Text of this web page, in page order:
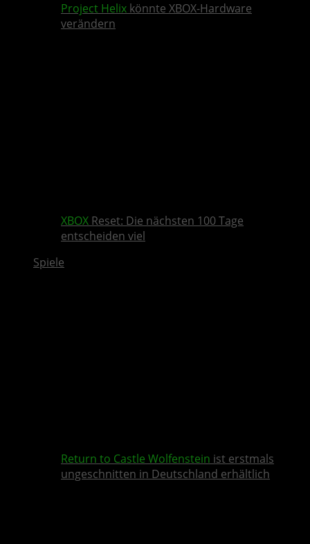
Project Helix könnte XBOX-Hardware
verändern
XBOX Reset: Die nächsten 100 Tage
entscheiden viel
Spiele
Return to Castle Wolfenstein ist erstmals
ungeschnitten in Deutschland erhältlich